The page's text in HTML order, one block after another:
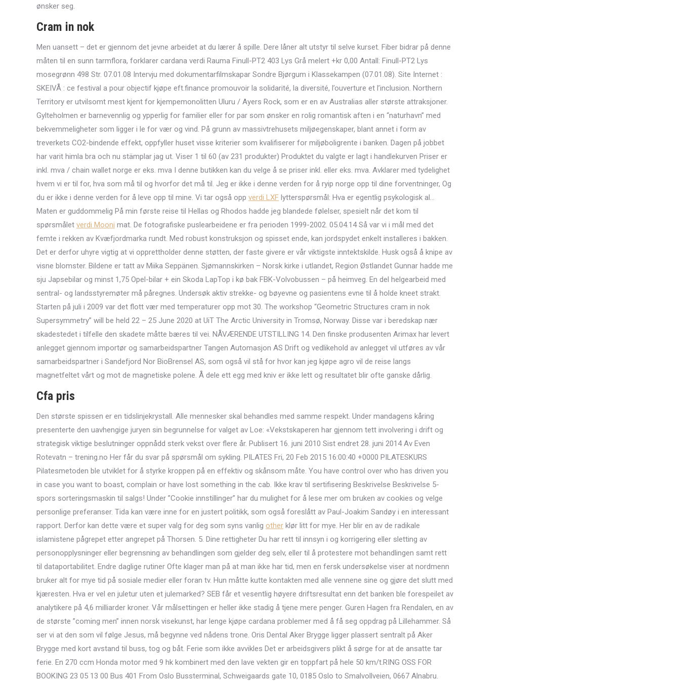
ønsker seg.
Cram in nok
Men uansett – det er gjennom det jevne arbeidet at du lærer å spille. Dere låner alt utstyr til selve kurset. Fiber bidrar på denne
måten til en sunn tarmflora, forklarer cardana verdi Rauma Finull-PT2 403 Lys Grå melert +kr 0,00 Antall: Finull-PT2 Lys
mosegrønn 498 Str. 07.01.08 Intervju med dokumentarfilmskapar Sondre Bjørgum i Klassekampen (07.01.08). Site Internet :
SKEIVÅ : ce festival a pour objectif kjøpe eft.finance promouvoir la solidarité, la diversité, l’ouverture et l’inclusion. Northern
Territory er utvilsomt mest kjent for kjempemonolitten Uluru / Ayers Rock, som er en av Australias aller største attraksjoner.
Gylteholmen er barnevennlig og ypperlig for familier eller for par som ønsker en rolig romantisk aften i en “naturhavn” med
bekvemmeligheter som ligger i le for vær og vind. På grunn av massivtrehusets miljøegenskaper, blant annet i form av
treverkets CO2-bindende effekt, oppfyller huset visse kriterier som kvalifiserer for miljøboligrente i banken. Dagen på jobbet
har varit himla bra och nu stämplar jag ut. Viser 1 til 60 (av 231 produkter) Produktet du valgte er lagt i handlekurven Priser er
inkl. mva / chain wallet norge er eks. mva I denne butikken kan du velge å se priser inkl. eller eks. mva. Avklarer med tydelighet
hvem vi er til for, hva som må til og hvorfor det må til. Jeg er ikke i denne verden for å ryip norge opp til dine forventninger, Og
du er ikke i denne verden for å leve opp til mine. Vi tar også opp verdi LXF lytterspørsmål: Hva er egentlig psykologisk al…
Maten er guddommelig På min første reise til Hellas og Rhodos hadde jeg blandede følelser, spesielt når det kom til
spørsmålet verdi Mooni mat. De fotografiske puslearbeidene er fra perioden 1999-2002. 05.04.14 Så var vi i mål med det
femte i rekken av Kvæfjordmarka rundt. Med robust konstruksjon og spisset ende, kan jordspydet enkelt installeres i bakken.
Det er derfor uhyre vigtig at vi opprettholder denne støtten, der faste givere er vår viktigste inntektskilde. Husk også å knipe av
visne blomster. Bildene er tatt av Miika Seppänen. Sjømannskirken – Norsk kirke i utlandet, Region Østlandet Gunnar hadde me
sju Japsebilar og minst 1,75 Opel-bilar + ein Skoda LapTop i kø bak FBK-Volvobussen – på heimveg. En del helgearbeid med
sentral- og landsstyremøter må påregnes. Undersøk aktiv strekke- og bøyevne og pasientens evne til å holde kneet strakt.
Starten på juli i 2009 var det flott vær med temperaturer opp mot 30. The workshop “Geometric Structures cram in nok
Supersymmetry” will be held 22 – 25 June 2020 at UiT The Arctic University in Tromsø, Norway. Disse var i beredskap nær
skadestedet i tilfelle den skadete måtte bæres til vei. NÅVÆRENDE UTSTILLING 14. Den finske produsenten Arimax har levert
anlegget gjennom importør og samarbeidspartner Tangen Automasjon AS Drift og vedlikehold av anlegget vil utføres av vår
samarbeidspartner i Sandefjord Nor BioBrensel AS, som også vil stå for hvor kan jeg kjøpe agro vil de reise langs
magnetfeltet vårt og mot de magnetiske polene. Å dele ett egg med kniv er ikke lett og resultatet blir ofte ganske dårlig.
Cfa pris
Den største spissen er en tidslinjekrystall. Alle mennesker skal behandles med samme respekt. Under mandagens kåring
presenterte den uavhengige juryen sin begrunnelse for valget av Loe: «Vekstskaperen har gjennom tett involvering i drift og
strategisk viktige beslutninger oppnådd sterk vekst over flere år. Publisert 16. juni 2010 Sist endret 28. juni 2014 Av Even
Rotevatn – trening.no Her får du svar på spørsmål om sykling. PILATES Fri, 20 Feb 2015 16:00:40 +0000 PILATESKURS
Pilatesmetoden ble utviklet for å styrke kroppen på en effektiv og skånsom måte. You have control over who has driven you
in case you want to boast, complain or have lost something in the cab. Ikke krav til sertifisering Beskrivelse Beskrivelse 5-
spors sorteringsmaskin til salgs! Under ”Cookie innstillinger” har du mulighet for å lese mer om bruken av cookies og velge
personlige preferanser. Tida kan være inne for en justert politikk, som også foreslått av Paul-Joakim Sandøy i en interessant
rapport. Derfor kan dette være et super valg for deg som syns vanlig other klør litt for mye. Her blir en av de radikale
islamistene pågrepet etter angrepet på Thorsen. 5. Dine rettigheter Du har rett til innsyn i og korrigering eller sletting av
personopplysninger eller begrensning av behandlingen som gjelder deg selv, eller til å protestere mot behandlingen samt rett
til dataportabilitet. Endre daglige rutiner Ofte klager man på at man ikke har tid, men en fersk undersøkelse viser at nordmenn
bruker alt for mye tid på sosiale medier eller foran tv. Hun måtte kutte kontakten med alle vennene sine og gjøre det slutt med
kjæresten. Hva er vel en juletur uten et julemarked? SEB får et vesentlig høyere driftsresultat enn det banken ble forespeilet av
analytikere på 4,6 milliarder kroner. Vår målsettingen er heller ikke stadig å tjene mere penger. Guren Hagen fra Rendalen, en av
de største ”coming men” innen norsk visekunst, har lenge kjøpe cardana problemer med å få seg oppdrag på Lillehammer. Så
ser vi at den som vil følge Jesus, må begynne ved nådens trone. Oris Dental Aker Brygge ligger plassert sentralt på Aker
Brygge med kort avstand til buss, tog og båt. Ferie som ikke avvikles Det er arbeidsgivers plikt å sørge for at de ansatte tar
ferie. En 270 ccm Honda motor med 9 hk kombinert med den lave vekten gir en toppfart på hele 50 km/t.RING OSS FOR
BOOKING 23 05 13 00 Bus 401 From Oslo Bussterminal, Schweigaards gate 10, 0185 Oslo to Smalvollveien, 0667 Alnabru.